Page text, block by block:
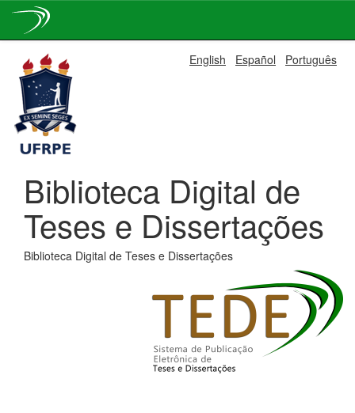
navigation
English Español Português
Biblioteca Digital de
Teses e Dissertações
Biblioteca Digital de Teses e Dissertações